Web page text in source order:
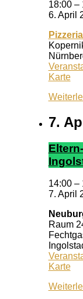
18:00 –
6. April
Karte
7.
14:00 –
7. April
Raum
Karte